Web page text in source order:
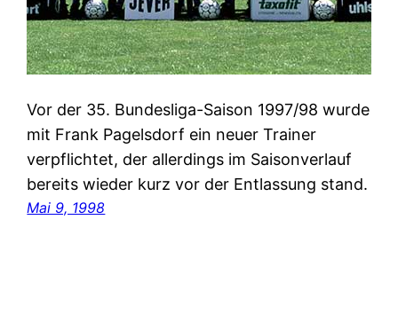
Vor der 35. Bundesliga-Saison 1997/98 wurde
mit Frank Pagelsdorf ein neuer Trainer
verpflichtet, der allerdings im Saisonverlauf
bereits wieder kurz vor der Entlassung stand.
Mai 9, 1998